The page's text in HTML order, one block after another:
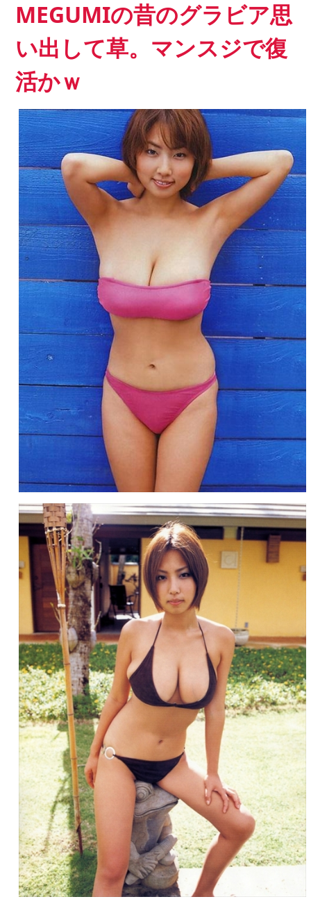
MEGUMIの昔のグラビア思
い出して草。マンスジで復
活かｗ